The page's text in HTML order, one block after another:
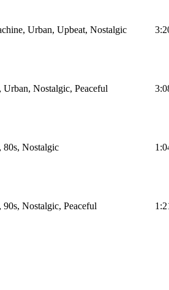
Urban, Upbeat, Nostalgic
Nostalgic, Peaceful
80s, Nostalgic
Nostalgic, Peaceful